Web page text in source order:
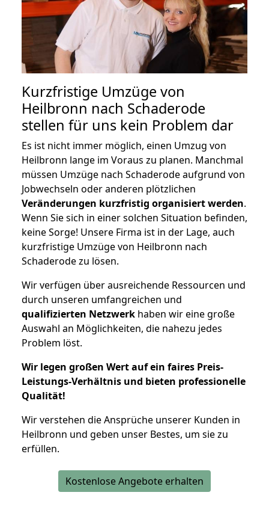
Kurzfristige Umzüge von
Heilbronn nach Schaderode
stellen für uns kein Problem dar
Es ist nicht immer möglich, einen Umzug von
Heilbronn lange im Voraus zu planen. Manchmal
müssen Umzüge nach Schaderode aufgrund von
Jobwechseln oder anderen plötzlichen
Veränderungen kurzfristig organisiert werden.
Wenn Sie sich in einer solchen Situation befinden,
keine Sorge! Unsere Firma ist in der Lage, auch
kurzfristige Umzüge von Heilbronn nach
Schaderode zu lösen.
Wir verfügen über ausreichende Ressourcen und
durch unseren umfangreichen und
qualifizierten Netzwerk haben wir eine große
Auswahl an Möglichkeiten, die nahezu jedes
Problem löst.
Wir legen großen Wert auf ein faires Preis-
Leistungs-Verhältnis und bieten professionelle
Qualität!
Wir verstehen die Ansprüche unserer Kunden in
Heilbronn und geben unser Bestes, um sie zu
erfüllen.
Kostenlose Angebote erhalten